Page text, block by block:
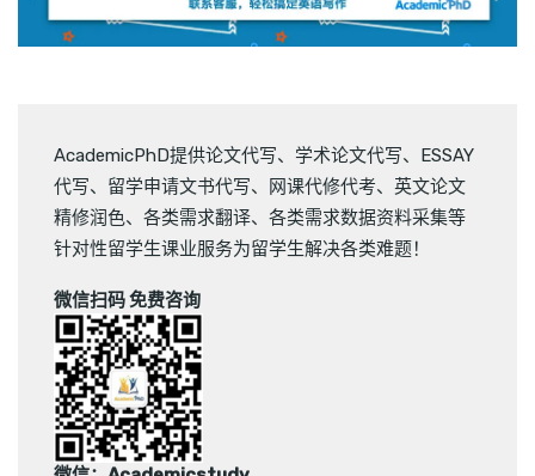
AcademicPhD提供论文代写、 学术论文代写、
ESSAY
代写、 留学申请文书代写、 网课代修代考、 英文论文
精修润色、 各类需求翻译、 各类需求数据资料采集等
针对性留学生课业服务为留学生解决各类难题！
微信扫码 免费咨询